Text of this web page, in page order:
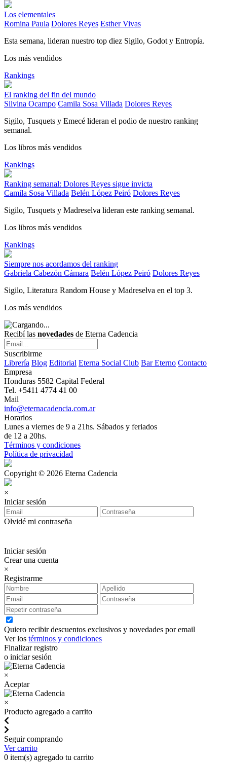
Los elementales
Romina Paula Dolores Reyes Esther Vivas
Esta semana, lideran nuestro top diez Sigilo, Godot y Entropía.
Los más vendidos
Rankings
El ranking del fin del mundo
Silvina Ocampo Camila Sosa Villada Dolores Reyes
Sigilo, Tusquets y Emecé lideran el podio de nuestro ranking
semanal.
Los libros más vendidos
Rankings
Ranking semanal: Dolores Reyes sigue invicta
Camila Sosa Villada Belén López Peiró Dolores Reyes
Sigilo, Tusquets y Madreselva lideran este ranking semanal.
Los libros más vendidos
Rankings
Siempre nos acordamos del ranking
Gabriela Cabezón Cámara Belén López Peiró Dolores Reyes
Sigilo, Literatura Random House y Madreselva en el top 3.
Los más vendidos
Recibí las novedades de Eterna Cadencia
Suscribirme
Librería Blog Editorial Eterna Social Club Bar Eterno Contacto
Empresa
Honduras 5582 Capital Federal
Tel. +5411 4774 41 00
Mail
info@eternacadencia.com.ar
Horarios
Lunes a viernes de 9 a 21hs. Sábados y feriados
de 12 a 20hs.
Términos y condiciones
Política de privacidad
Copyright © 2026 Eterna Cadencia
×
Iniciar sesión
Olvidé mi contraseña
Iniciar sesión
Crear una cuenta
×
Registrarme
Quiero recibir descuentos exclusivos y novedades por email
Ver los términos y condiciones
Finalizar registro
o iniciar sesión
×
Aceptar
×
Producto agregado a carrito
Seguir comprando
Ver carrito
0 item(s) agregado tu carrito